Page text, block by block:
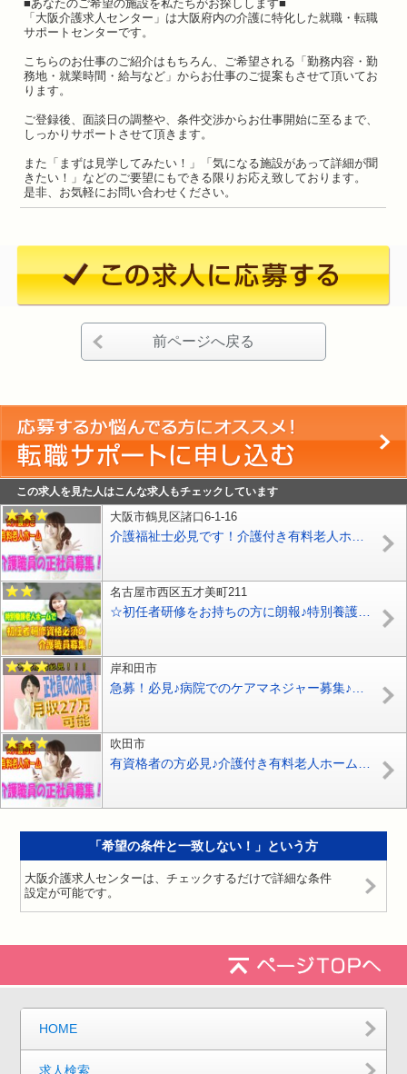
■あなたのご希望の施設を私たちがお探しします■
「大阪介護求人センター」は大阪府内の介護に特化した就職・転職
サポートセンターです。
こちらのお仕事のご紹介はもちろん、ご希望される「勤務内容・勤
務地・就業時間・給与など」からお仕事のご提案もさせて頂いてお
ります。
ご登録後、面談日の調整や、条件交渉からお仕事開始に至るまで、
しっかりサポートさせて頂きます。
また「まずは見学してみたい！」「気になる施設があって詳細が聞
きたい！」などのご要望にもできる限りお応え致しております。
是非、お気軽にお問い合わせください。
前ページへ戻る
この求人を見た人はこんな求人もチェックしています
大阪市鶴見区諸口6-1-16
名古屋市西区五才美町211
岸和田市
吹田市
「希望の条件と一致しない！」という方
大阪介護求人センターは、チェックするだけで詳細な条件
設定が可能です。
HOME
求人検索